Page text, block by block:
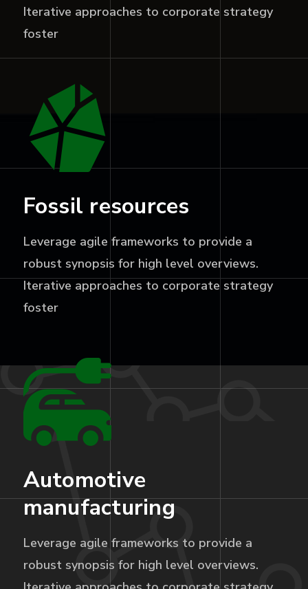
Iterative approaches to corporate strategy
foster
Fossil resources
Leverage agile frameworks to provide a
robust synopsis for high level overviews.
Iterative approaches to corporate strategy
foster
Automotive
manufacturing
Leverage agile frameworks to provide a
robust synopsis for high level overviews.